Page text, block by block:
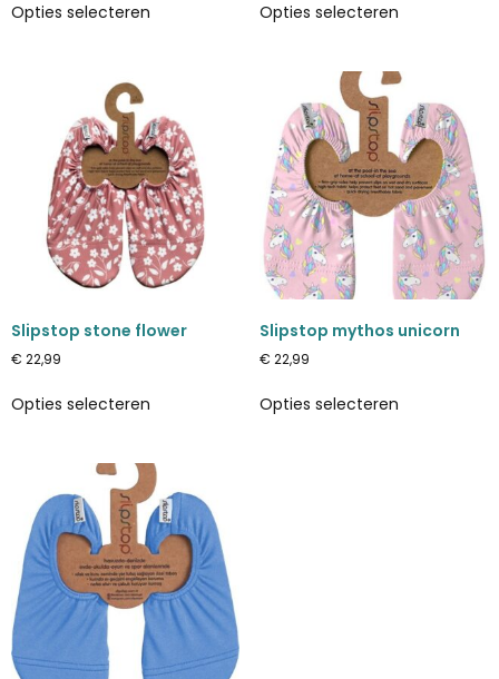
Opties selecteren Opties selecteren
Slipstop stone flower
€ 22,99
Opties selecteren
Slipstop mythos unicorn
€ 22,99
Opties selecteren